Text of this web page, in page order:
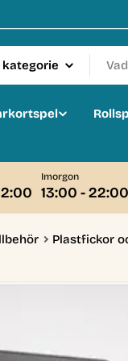
Imorgon
13:00 - 22:00
Plastfickor